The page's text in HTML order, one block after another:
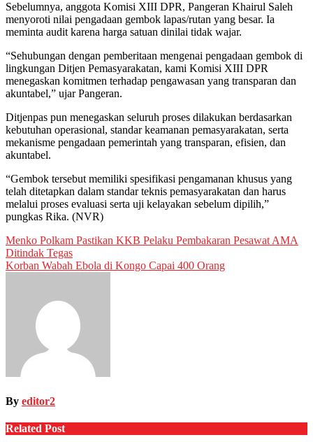
Sebelumnya, anggota Komisi XIII DPR, Pangeran Khairul Saleh
menyoroti nilai pengadaan gembok lapas/rutan yang besar. Ia
meminta audit karena harga satuan dinilai tidak wajar.
“Sehubungan dengan pemberitaan mengenai pengadaan gembok di
lingkungan Ditjen Pemasyarakatan, kami Komisi XIII DPR
menegaskan komitmen terhadap pengawasan yang transparan dan
akuntabel,” ujar Pangeran.
Ditjenpas pun menegaskan seluruh proses dilakukan berdasarkan
kebutuhan operasional, standar keamanan pemasyarakatan, serta
mekanisme pengadaan pemerintah yang transparan, efisien, dan
akuntabel.
“Gembok tersebut memiliki spesifikasi pengamanan khusus yang
telah ditetapkan dalam standar teknis pemasyarakatan dan harus
melalui proses evaluasi serta uji kelayakan sebelum dipilih,”
pungkas Rika. (NVR)
Post
navigation
Menko Polkam Pastikan KKB Pelaku Pembakaran Pesawat AMA
Ditindak Tegas
Korban Wabah Ebola di Kongo Capai 400 Orang
By editor2
Related Post